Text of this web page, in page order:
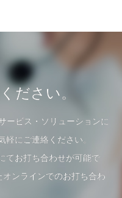
ださい。
ービス・ソリューションに
にご連絡ください。
てお打ち合わせが可能で
ンラインでのお打ち合わ